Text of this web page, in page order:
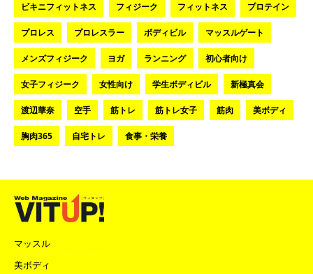
ビキニフィットネス フィジーク フィットネス プロテイン
プロレス プロレスラー ボディビル マッスルゲート
メンズフィジーク ヨガ ランニング 初心者向け
女子フィジーク 女性向け 学生ボディビル 新極真会
渡辺華奈 空手 筋トレ 筋トレ女子 筋肉 美ボディ
胸肉365 自宅トレ 食事・栄養
マッスル
美ボディ